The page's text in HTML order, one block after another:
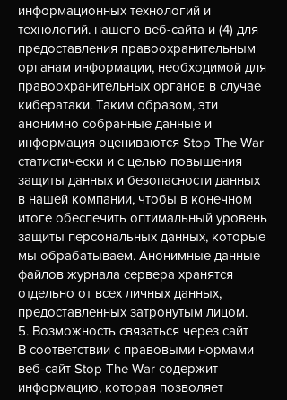
информационных технологий и
технологий. нашего веб-сайта и (4) для
предоставления правоохранительным
органам информации, необходимой для
правоохранительных органов в случае
кибератаки. Таким образом, эти
анонимно собранные данные и
информация оцениваются Stop The War
статистически и с целью повышения
защиты данных и безопасности данных
в нашей компании, чтобы в конечном
итоге обеспечить оптимальный уровень
защиты персональных данных, которые
мы обрабатываем. Анонимные данные
файлов журнала сервера хранятся
отдельно от всех личных данных,
предоставленных затронутым лицом.
5. Возможность связаться через сайт
В соответствии с правовыми нормами
веб-сайт Stop The War содержит
информацию, которая позволяет